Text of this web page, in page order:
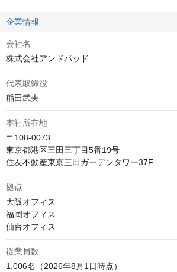
企業情報
会社名
株式会社アンドパッド
代表取締役
稲田武夫
本社所在地
〒108-0073
東京都港区三田三丁目5番19号
住友不動産東京三田ガーデンタワー37F
拠点
大阪オフィス
福岡オフィス
仙台オフィス
従業員数
1,006名（2026年8月1日時点）